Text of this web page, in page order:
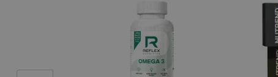
plněním a přírodním
Native Omega nabízí
několika minut
, nemá